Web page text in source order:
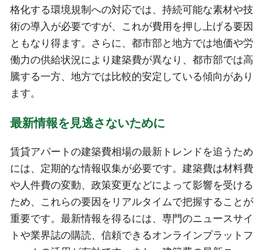
格化する環境規制への対応では、持続可能な素材や技
術の導入が必要ですが、これが費用を押し上げる要因
ともなり得ます。さらに、都市部と地方では地価や労
働力の供給状況により建築費が異なり、都市部では高
騰する一方、地方では比較的安定している傾向があり
ます。
最新情報を見逃さないために
賃貸アパートの建築費相場の最新トレンドを追うため
には、定期的な情報収集が必要です。建築費は材料費
や人件費の変動、政策変更などによって影響を受ける
ため、これらの要因をリアルタイムで把握することが
重要です。最新情報を得るには、専門のニュースサイ
トや業界誌の購読、信頼できるオンラインプラットフ